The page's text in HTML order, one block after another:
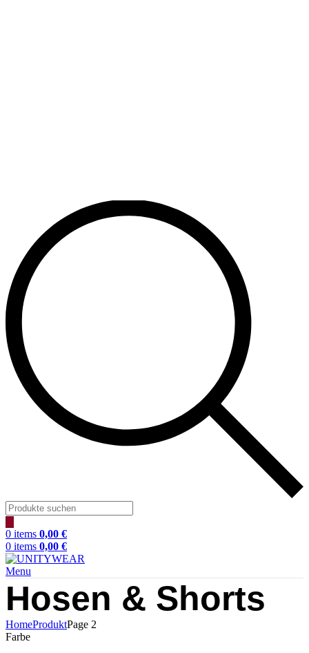
Products
search
0 items 0,00 €
0 items 0,00 €
Menu
Hosen & Shorts
HomeProduktPage 2
Farbe